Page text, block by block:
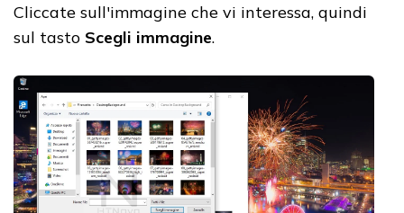
Cliccate sull'immagine che vi interessa, quindi
sul tasto Scegli immagine.